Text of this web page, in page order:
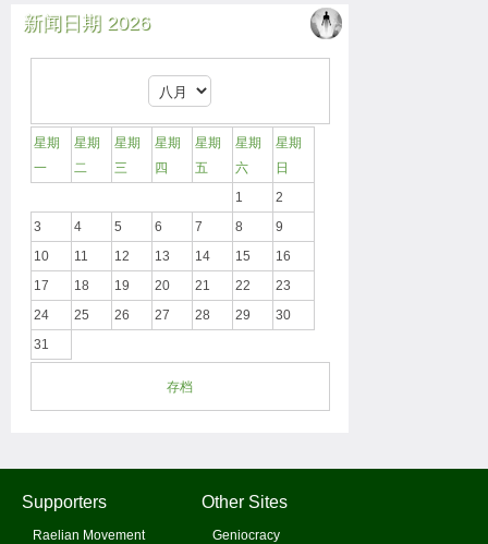
新闻日期 2026
星期
一
星期
二
星期
三
星期
四
星期
五
星期
六
星期
日
1
2
3
4 5 6 7 8
9
10
11 12 13 14 15
16
17
18 19 20 21 22
23
24
25 26 27 28 29
30
31
存档
Supporters
Raelian Movement
Other Sites
Geniocracy